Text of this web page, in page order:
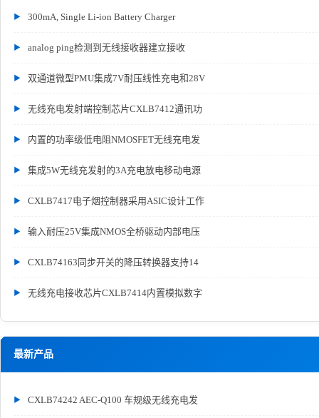
300mA, Single Li-ion Battery Charger
analog ping检测到无线接收器建立接收
双通道微型PMU集成7V耐压线性充电和28V
无线充电发射端控制芯片CXLB7412通讯功
内置的功率级低电阻NMOSFET无线充电发
集成5W无线充发射的3A充电放电移动电源
CXLB7417电子烟控制器采用ASIC设计工作
输入耐压25V集成NMOS全桥驱动内部电压
CXLB74163同步开关的降压转换器支持14
无线充电接收芯片CXLB7414内置模拟数字
最新产品
CXLB74242 AEC-Q100 车规级无线充电发